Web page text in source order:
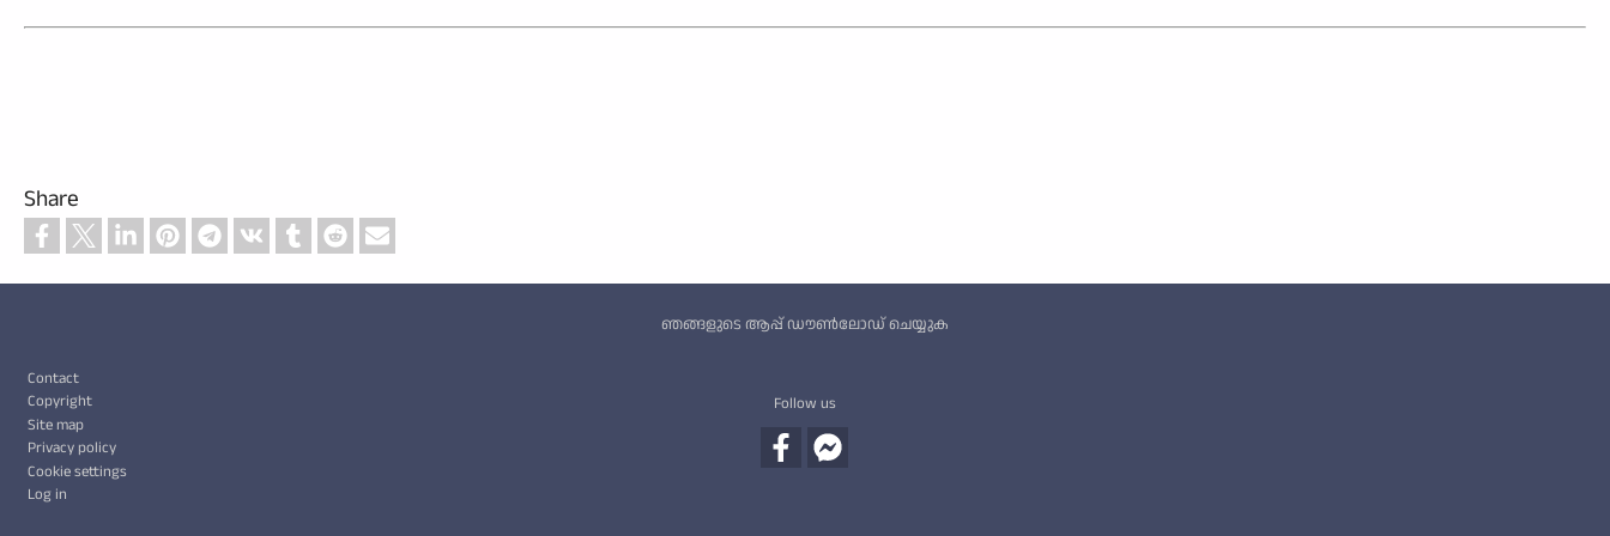
Share
Custom footer
ഞങ്ങളുടെ ആപ്പ് ഡൗൺലോഡ് ചെയ്യുക
Contact
Copyright
Site map
Privacy policy
Cookie settings
Log in
Follow us